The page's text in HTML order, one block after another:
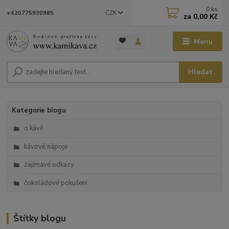
Menu
CZK
Hledat
+420775930985 0 ks
za 0,00 Kč
Kategorie blogu
o kávě
kávové nápoje
zajímavé odkazy
čokoládové pokušení
Štítky blogu